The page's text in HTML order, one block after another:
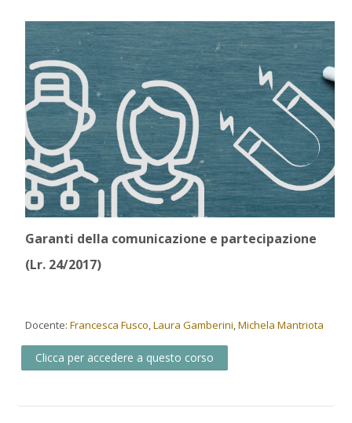
Garanti della comunicazione e partecipazione
(Lr. 24/2017)
Docente:Francesca Fusco,Laura Gamberini,Michela Mantriota
Clicca per accedere a questo corso